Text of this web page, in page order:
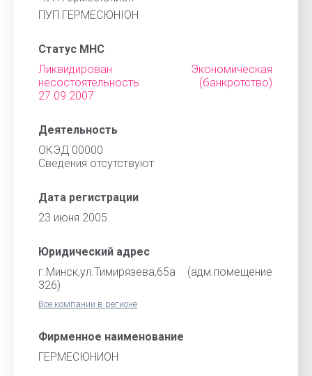
ПУП ГЕРМЕСЮНIОН
Статус МНС
Ликвидирован Экономическая
несостоятельность (банкротство)
27.09.2007
Деятельность
ОКЭД 00000
Cведения отсутствуют
Дата регистрации
23 июня 2005
Юридический адрес
г.Минск,ул.Тимирязева,65а (адм.помещение
326)
Все компании в регионе
Фирменное наименование
ГЕРМЕСЮНИОН